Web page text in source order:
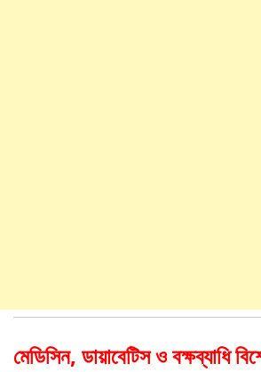
মেডিসিন, ডায়াবেটিস ও বক্ষব্যাধি